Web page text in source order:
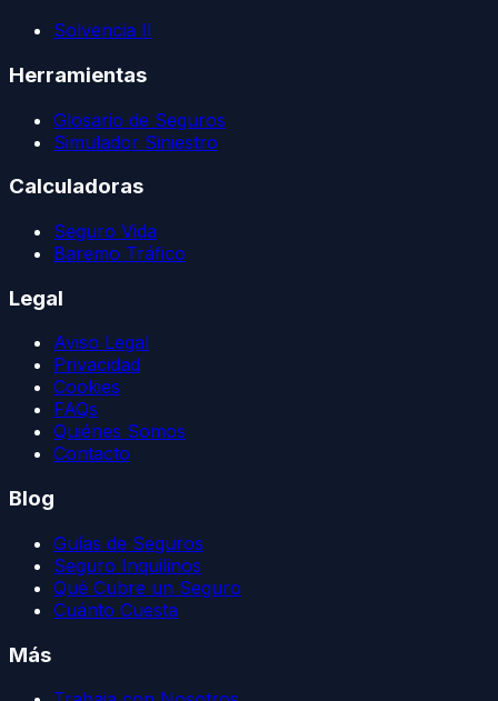
Solvencia II
Herramientas
Glosario de Seguros
Simulador Siniestro
Calculadoras
Seguro Vida
Baremo Tráfico
Legal
Aviso Legal
Privacidad
Cookies
FAQs
Quiénes Somos
Contacto
Blog
Guías de Seguros
Seguro Inquilinos
Qué Cubre un Seguro
Cuánto Cuesta
Más